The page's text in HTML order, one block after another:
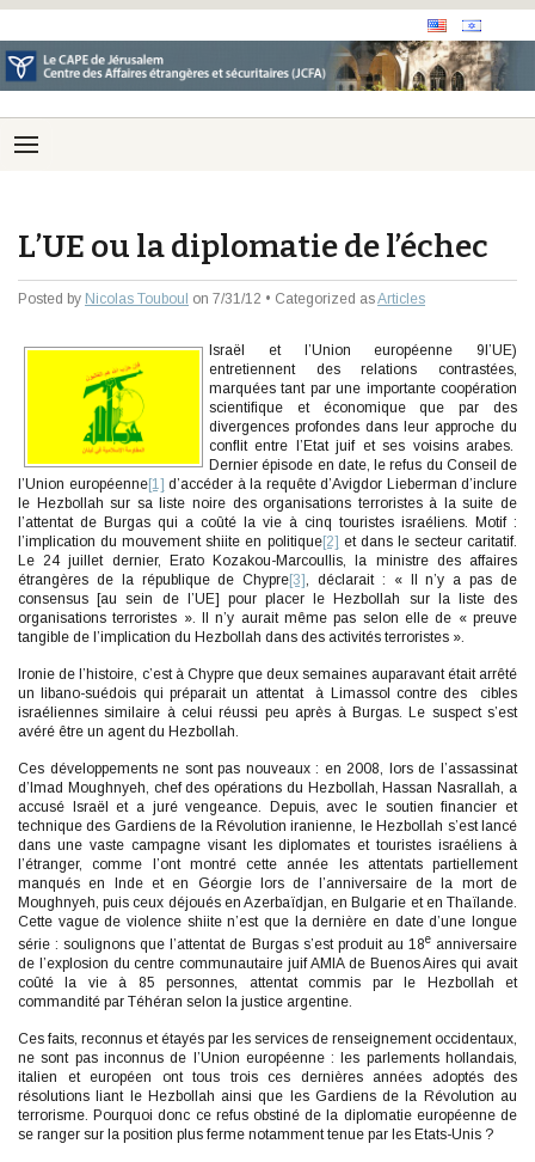
L’UE ou la diplomatie de l’échec
Posted by Nicolas Touboul on 7/31/12 • Categorized asArticles
Israël et l’Union européenne 9l’UE)
entretiennent des relations contrastées,
marquées tant par une importante coopération
scientifique et économique que par des
divergences profondes dans leur approche du
conflit entre l’Etat juif et ses voisins arabes.
Dernier épisode en date, le refus du Conseil de
l’Union européenne[1] d’accéder à la requête d’Avigdor Lieberman d’inclure
le Hezbollah sur sa liste noire des organisations terroristes à la suite de
l’attentat de Burgas qui a coûté la vie à cinq touristes israéliens. Motif :
l’implication du mouvement shiite en politique[2] et dans le secteur caritatif.
Le 24 juillet dernier, Erato Kozakou-Marcoullis, la ministre des affaires
étrangères de la république de Chypre[3], déclarait : « Il n’y a pas de
consensus [au sein de l’UE] pour placer le Hezbollah sur la liste des
organisations terroristes ». Il n’y aurait même pas selon elle de « preuve
tangible de l’implication du Hezbollah dans des activités terroristes ».
Ironie de l’histoire, c’est à Chypre que deux semaines auparavant était arrêté
un libano-suédois qui préparait un attentat à Limassol contre des cibles
israéliennes similaire à celui réussi peu après à Burgas. Le suspect s’est
avéré être un agent du Hezbollah.
Ces développements ne sont pas nouveaux : en 2008, lors de l’assassinat
d’Imad Moughnyeh, chef des opérations du Hezbollah, Hassan Nasrallah, a
accusé Israël et a juré vengeance. Depuis, avec le soutien financier et
technique des Gardiens de la Révolution iranienne, le Hezbollah s’est lancé
dans une vaste campagne visant les diplomates et touristes israéliens à
l’étranger, comme l’ont montré cette année les attentats partiellement
manqués en Inde et en Géorgie lors de l’anniversaire de la mort de
Moughnyeh, puis ceux déjoués en Azerbaïdjan, en Bulgarie et en Thaïlande.
Cette vague de violence shiite n’est que la dernière en date d’une longue
série : soulignons que l’attentat de Burgas s’est produit au 18eanniversaire
de l’explosion du centre communautaire juif AMIA de Buenos Aires qui avait
coûté la vie à 85 personnes, attentat commis par le Hezbollah et
commandité par Téhéran selon la justice argentine.
Ces faits, reconnus et étayés par les services de renseignement occidentaux,
ne sont pas inconnus de l’Union européenne : les parlements hollandais,
italien et européen ont tous trois ces dernières années adoptés des
résolutions liant le Hezbollah ainsi que les Gardiens de la Révolution au
terrorisme. Pourquoi donc ce refus obstiné de la diplomatie européenne de
se ranger sur la position plus ferme notamment tenue par les Etats-Unis ?